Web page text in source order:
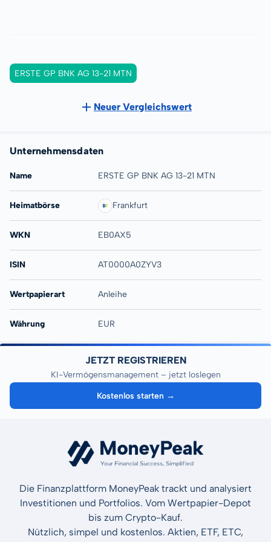
ERSTE GP BNK AG 13-21 MTN
Neuer Vergleichswert
Unternehmensdaten
Name ERSTE GP BNK AG 13-21 MTN
Heimatbörse Frankfurt
WKN EB0AX5
ISIN AT0000A0ZYV3
Wertpapierart Anleihe
Währung EUR
JETZT REGISTRIEREN
KI-Vermögensmanagement – jetzt loslegen
Kostenlos starten →
Die Finanzplattform MoneyPeak trackt und analysiert
Investitionen und Portfolios. Vom Wertpapier-Depot
bis zum Crypto-Kauf.
Nützlich, simpel und kostenlos. Aktien, ETF, ETC,